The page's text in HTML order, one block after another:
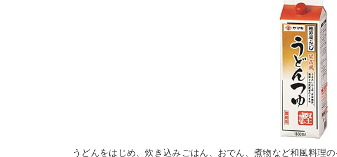
うどんをはじめ、炊き込みごはん、おでん、煮物など和風料理